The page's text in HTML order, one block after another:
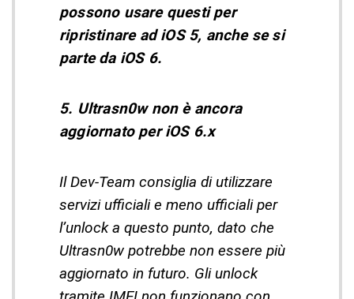
possono usare questi per
ripristinare ad iOS 5, anche se si
parte da iOS 6.
5. Ultrasn0w non è ancora
aggiornato per iOS 6.x
Il Dev-Team consiglia di utilizzare
servizi ufficiali e meno ufficiali per
l’unlock a questo punto, dato che
Ultrasn0w potrebbe non essere più
aggiornato in futuro. Gli unlock